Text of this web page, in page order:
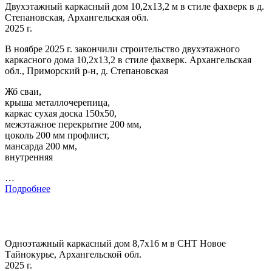
Двухэтажный каркасный дом 10,2х13,2 м в стиле фахверк в д.
Степановская, Архангельская обл.
2025 г.
В ноябре 2025 г. закончили строительство двухэтажного
каркасного дома 10,2х13,2 в стиле фахверк. Архангельская
обл., Приморский р-н, д. Степановская
Жб сваи,
крыша металлочерепица,
каркас сухая доска 150х50,
межэтажное перекрытие 200 мм,
цоколь 200 мм профлист,
мансарда 200 мм,
внутренняя
…
Подробнее
Одноэтажный каркасный дом 8,7х16 м в СНТ Новое
Тайнокурье, Архангельской обл.
2025 г.